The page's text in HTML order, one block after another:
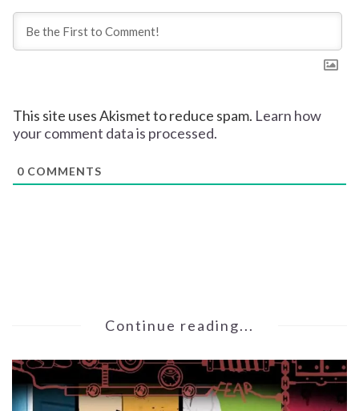
This site uses Akismet to reduce spam. Learn how
your comment data is processed.
0 COMMENTS
Continue reading...